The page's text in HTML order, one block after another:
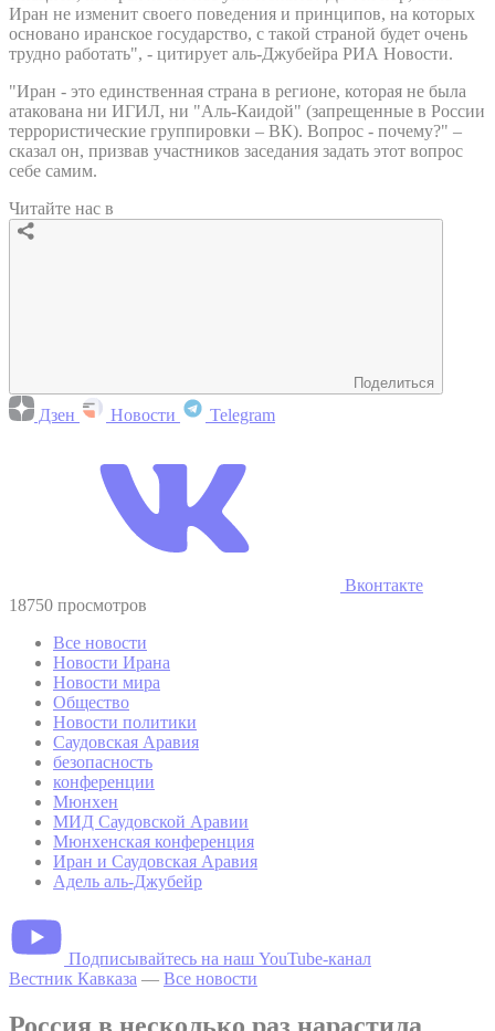
Иран не изменит своего поведения и принципов, на которых
основано иранское государство, с такой страной будет очень
трудно работать", - цитирует аль-Джубейра РИА Новости.
"Иран - это единственная страна в регионе, которая не была
атакована ни ИГИЛ, ни "Аль-Каидой" (запрещенные в России
террористические группировки – ВК). Вопрос - почему?" –
сказал он, призвав участников заседания задать этот вопрос
себе самим.
Читайте нас в
Поделиться
Дзен Новости Telegram
Вконтакте
18750 просмотров
Все новости
Новости Ирана
Новости мира
Общество
Новости политики
Саудовская Аравия
безопасность
конференции
Мюнхен
МИД Саудовской Аравии
Мюнхенская конференция
Иран и Саудовская Аравия
Адель аль-Джубейр
Подписывайтесь на наш YouTube-канал
Вестник Кавказа — Все новости
Россия в несколько раз нарастила